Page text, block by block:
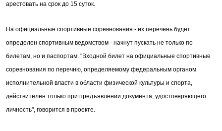
арестовать на срок до 15 суток.
На официальные спортивные соревнования - их перечень будет
определен спортивным ведомством - начнут пускать не только по
билетам, но и паспортам. "Входной билет на официальные спортивные
соревнования по перечню, определяемому федеральным органом
исполнительной власти в области физической культуры и спорта,
действителен только при предъявлении документа, удостоверяющего
личность", говорится в проекте.